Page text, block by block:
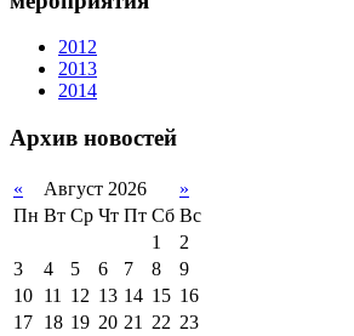
2012
2013
2014
Архив новостей
« Август 2026
»
Пн Вт Ср Чт Пт Сб Вс
1
2
3
4 5 6 7 8
9
10 11 12 13 14 15 16
17 18 19 20 21 22 23